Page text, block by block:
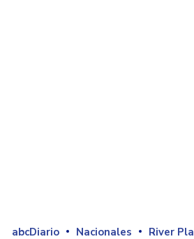
abcDiario Nacionales River